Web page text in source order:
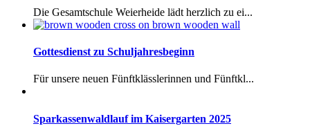
Die Gesamtschule Weierheide lädt herzlich zu ei...
Gottesdienst zu Schuljahresbeginn
Für unsere neuen Fünftklässlerinnen und Fünftkl...
Sparkassenwaldlauf im Kaisergarten 2025